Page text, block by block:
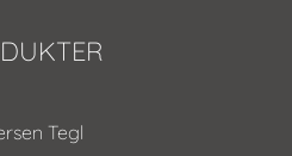
Tegl